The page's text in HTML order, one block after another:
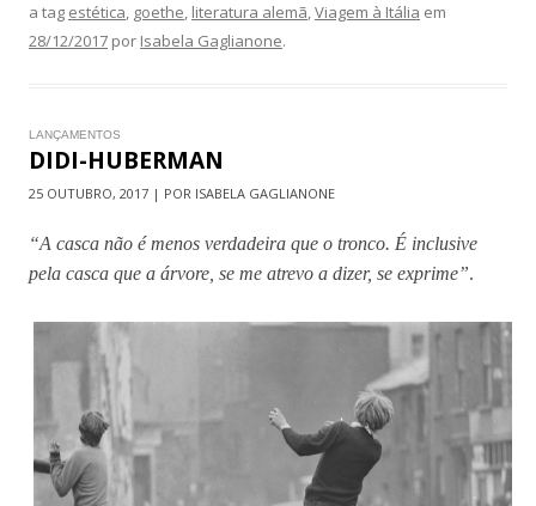
a tag estética, goethe, literatura alemã,Viagem à Itália em
28/12/2017 por Isabela Gaglianone.
LANÇAMENTOS
DIDI-HUBERMAN
25 OUTUBRO, 2017 | POR ISABELA GAGLIANONE
“A casca não é menos verdadeira que o tronco. É inclusive
pela casca que a árvore, se me atrevo a dizer, se exprime”.